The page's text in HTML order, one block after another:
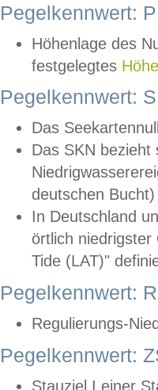
Pegelkennwert:
Höhenlage des
festgelegtes
Pegelkennwert:
Das
Das SKN
deutschen
In Deutschland
örtlich
Tide (LAT)"
Pegelkennwert:
Regulierungs-
Pegelkennwert:
Stauziel I einer